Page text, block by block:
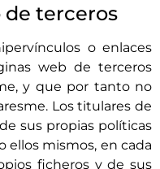
de terceros
o enlaces
web de terceros
, y que por tanto no
. Los titulares de
sus propias políticas
ellos mismos, en cada
ficheros y de sus